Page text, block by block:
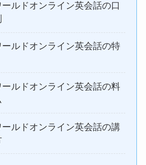
ルドオンライン英会話の口
ルドオンライン英会話の特
ールドオンライン英会話の料
ールドオンライン英会話の講